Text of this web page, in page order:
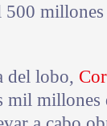
del lobo,
millones